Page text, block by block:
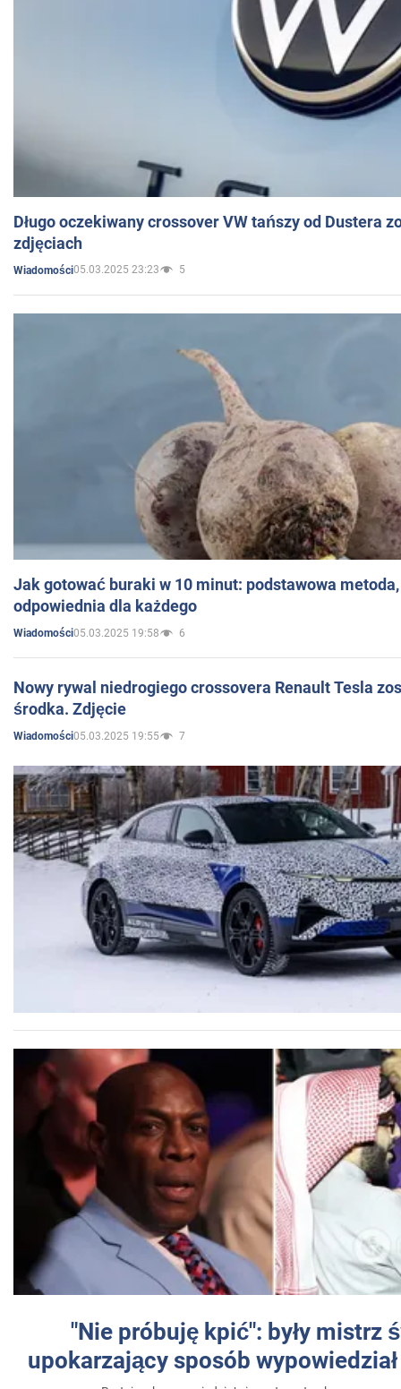
Długo oczekiwany crossover VW tańszy od Dustera
zdjęciach
Wiadomości05.03.2025 23:23 5
Jak gotować buraki w 10 minut: podstawowa
odpowiednia dla każdego
Wiadomości05.03.2025 19:58 6
Nowy rywal niedrogiego crossovera Renault Tesla
środka. Zdjęcie
Wiadomości05.03.2025 19:55 7
"Nie próbuję kpić": były mistrz
upokarzający sposób